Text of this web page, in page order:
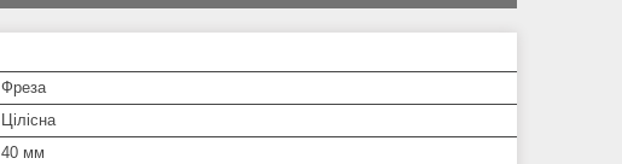
Фреза
Цілісна
40 мм